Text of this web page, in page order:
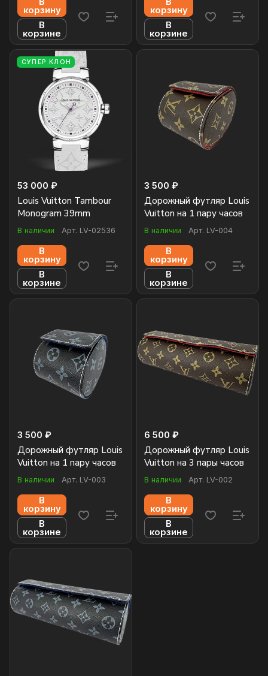
корзину
В
корзине
корзину
В
корзине
СУПЕР КЛОН
53 000 ₽
Louis Vuitton Tambour
Monogram 39mm
В наличии Арт. LV-02536
В
корзину
В
корзине
3 500 ₽
Дорожный футляр Louis
Vuitton на 1 пару часов
В наличии Арт. LV-004
В
корзину
В
корзине
3 500 ₽
Дорожный футляр Louis
Vuitton на 1 пару часов
В наличии Арт. LV-003
В
корзину
В
корзине
6 500 ₽
Дорожный футляр Louis
Vuitton на 3 пары часов
В наличии Арт. LV-002
В
корзину
В
корзине